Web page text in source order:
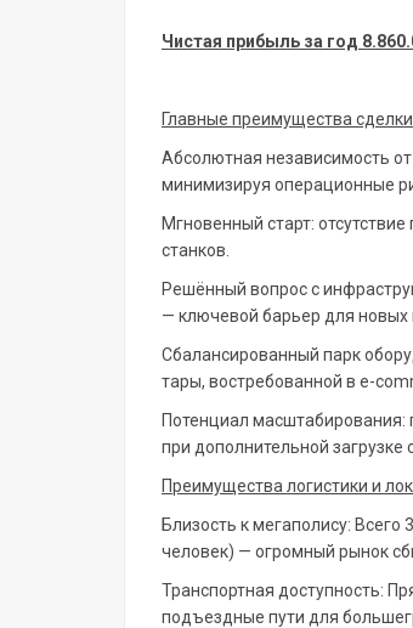
Чистая прибыль за год
Главные преимущества сделки
Абсолютная независимость
минимизируя операционные
Мгновенный старт:
станков.
Решённый вопрос с
— ключевой барьер для новых
Сбалансированный парк
тары, востребованной в e-
Потенциал
при дополнительной загрузке
Преимущества логистики и
Близость к мегаполису:
человек) — огромный рынок
Транспортная доступность:
подъездные пути для